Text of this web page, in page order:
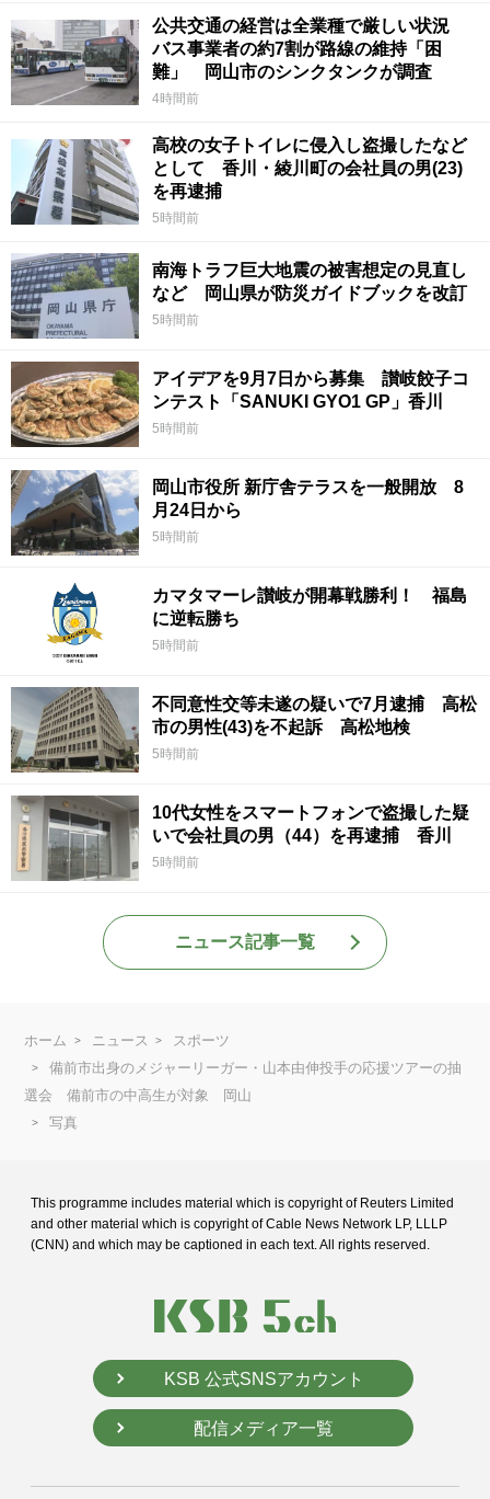
公共交通の経営は全業種で厳しい状況
バス事業者の約7割が路線の維持「困
難」 岡山市のシンクタンクが調査
4時間前
高校の女子トイレに侵入し盗撮したなど
として 香川・綾川町の会社員の男(23)
を再逮捕
5時間前
南海トラフ巨大地震の被害想定の見直し
など 岡山県が防災ガイドブックを改訂
5時間前
アイデアを9月7日から募集 讃岐餃子コ
ンテスト「SANUKI GYO1 GP」香川
5時間前
岡山市役所 新庁舎テラスを一般開放 8
月24日から
5時間前
カマタマーレ讃岐が開幕戦勝利！ 福島
に逆転勝ち
5時間前
不同意性交等未遂の疑いで7月逮捕 高松
市の男性(43)を不起訴 高松地検
5時間前
10代女性をスマートフォンで盗撮した疑
いで会社員の男（44）を再逮捕 香川
5時間前
ニュース記事一覧
ホーム ニュース
スポーツ
備前市出身のメジャーリーガー・山本由伸投手の応援ツアーの抽
選会 備前市の中高生が対象 岡山
写真
This programme includes material which is copyright of Reuters Limited
and other material which is copyright of Cable News Network LP, LLLP
(CNN) and which may be captioned in each text. All rights reserved.
KSB 公式SNSアカウント
配信メディア一覧